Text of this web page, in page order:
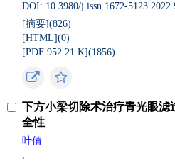
DOI: 10.3980/j.issn.1672-
[摘要](826)
[HTML](0)
[PDF 952.21 K](1856)
下方小梁切除术治疗青光眼
全性
叶倩
,